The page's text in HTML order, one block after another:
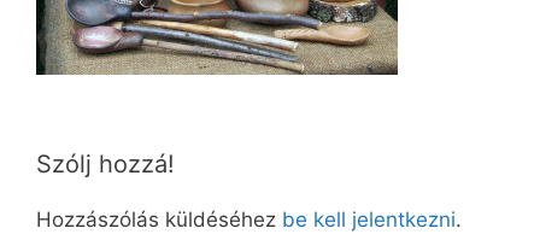
Szólj hozzá!
Hozzászólás küldéséhez be kell jelentkezni.